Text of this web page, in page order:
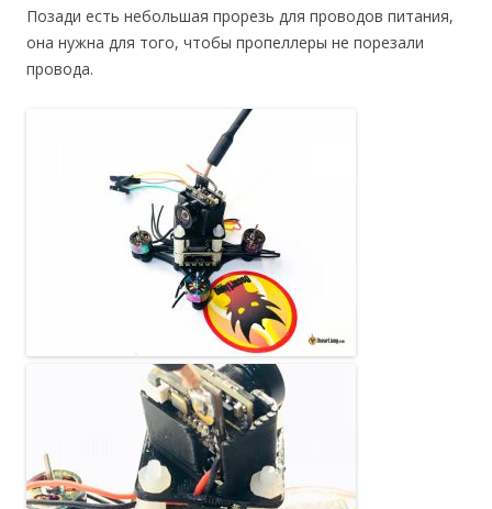
Позади есть небольшая прорезь для проводов питания,
она нужна для того, чтобы пропеллеры не порезали
провода.